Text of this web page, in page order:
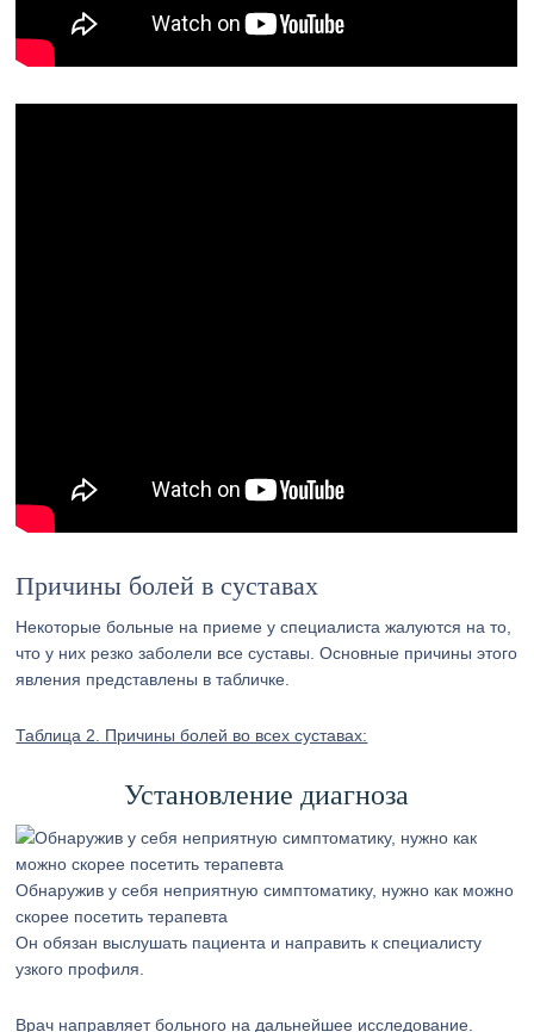
Причины болей в суставах
Некоторые больные на приеме у специалиста жалуются на то,
что у них резко заболели все суставы. Основные причины этого
явления представлены в табличке.
Таблица 2. Причины болей во всех суставах:
Установление диагноза
Обнаружив у себя неприятную симптоматику, нужно как можно
скорее посетить терапевта
Он обязан выслушать пациента и направить к специалисту
узкого профиля.
Врач направляет больного на дальнейшее исследование.